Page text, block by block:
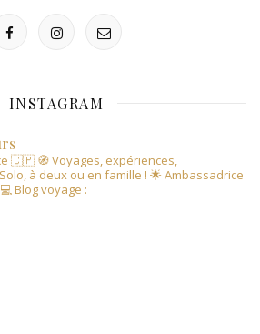
INSTAGRAM
🇨🇵 🧭 Voyages, expériences,
à deux ou en famille ! 🌟 Ambassadrice
💻 Blog voyage :